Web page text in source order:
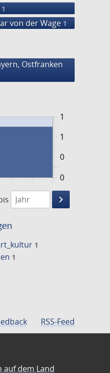
1
von der Wage 1
Ostfranken
0
1
0
1
1475
keyboard_arrow_right
Suche
1
1
RSS-Feed
auf dem Land